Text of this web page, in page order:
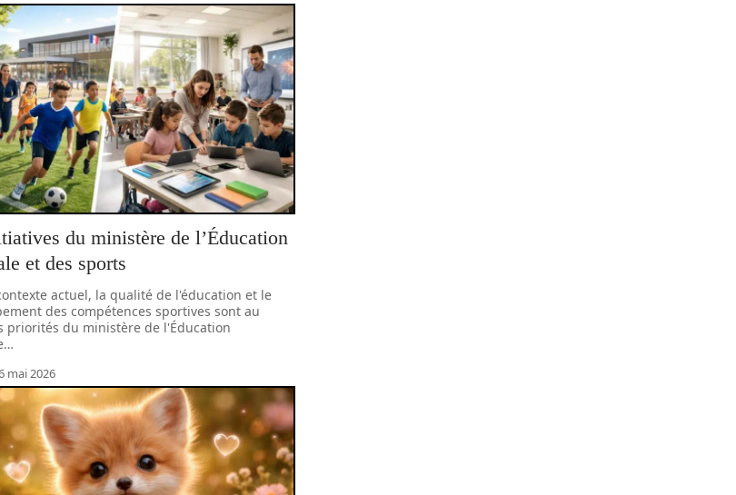
du ministère de l’Éducation
et des sports
actuel, la qualité de l'éducation et le
des compétences sportives sont au
priorités du ministère de l'Éducation
…
mai 2026